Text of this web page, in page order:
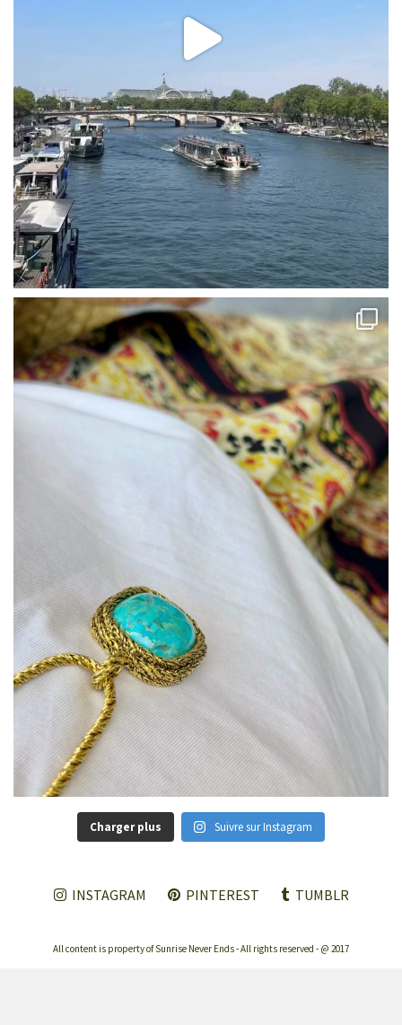
Charger plus Suivre sur Instagram
INSTAGRAM PINTEREST TUMBLR
All content is property of Sunrise Never Ends - All rights reserved - @ 2017